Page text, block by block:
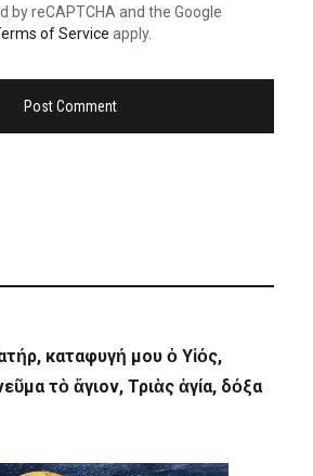
by reCAPTCHA and the Google
of Service apply.
καταφυγή μου ὁ Υἱός,
τὸ ἅγιον, Τριὰς ἁγία, δόξα